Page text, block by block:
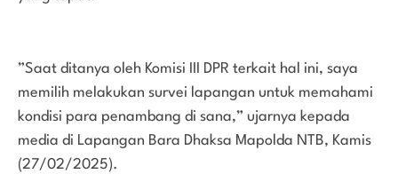
”Saat ditanya oleh Komisi III DPR terkait hal ini, saya
memilih melakukan survei lapangan untuk memahami
kondisi para penambang di sana,” ujarnya kepada
media di Lapangan Bara Dhaksa Mapolda NTB, Kamis
(27/02/2025).